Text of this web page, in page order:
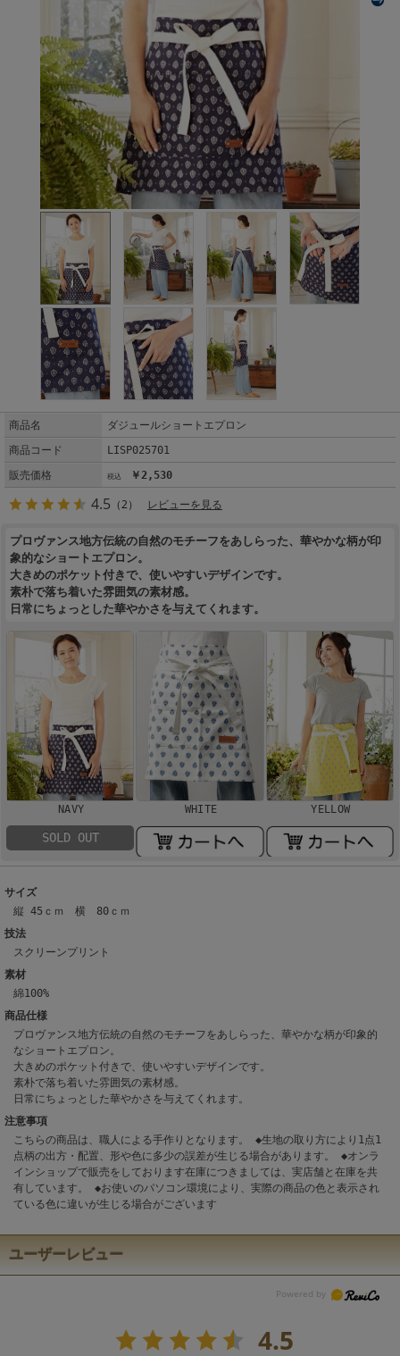
商品名
ダジュールショートエプロン
商品コード
LISP025701
販売価格
￥2,530
4.5 （2） レビューを見る
プロヴァンス地方伝統の自然のモチーフをあしらった、華やかな柄が印
象的なショートエプロン。
大きめのポケット付きで、使いやすいデザインです。
素朴で落ち着いた雰囲気の素材感。
日常にちょっとした華やかさを与えてくれます。
NAVY
SOLD OUT
WHITE YELLOW
サイズ
縦 45ｃｍ 横 80ｃｍ
技法
スクリーンプリント
素材
綿100%
商品仕様
プロヴァンス地方伝統の自然のモチーフをあしらった、華やかな柄が印象的
なショートエプロン。
大きめのポケット付きで、使いやすいデザインです。
素朴で落ち着いた雰囲気の素材感。
日常にちょっとした華やかさを与えてくれます。
注意事項
こちらの商品は、職人による手作りとなります。 ◆生地の取り方により1点1
点柄の出方・配置、形や色に多少の誤差が生じる場合があります。 ◆オンラ
インショップで販売をしております在庫につきましては、実店舗と在庫を共
有しています。 ◆お使いのパソコン環境により、実際の商品の色と表示され
ている色に違いが生じる場合がございます
ユーザーレビュー
4.5